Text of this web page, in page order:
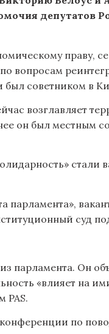
депутатов
праву,
по вопросам
был советником в
возглавляет
он был местным
стали
парламента»,
суд
парламента. Он
«влияет на
PAS.
по